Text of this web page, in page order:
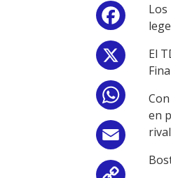
Email
Los
El
en